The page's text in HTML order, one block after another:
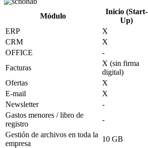
Módulo
Inicio (Start-
Up)
ERP
X
CRM
X
OFFICE
-
Facturas
X (sin firma
digital)
Ofertas
X
E-mail
X
Newsletter
-
Gastos menores / libro de
registro
-
Gestión de archivos en toda la
empresa
10 GB